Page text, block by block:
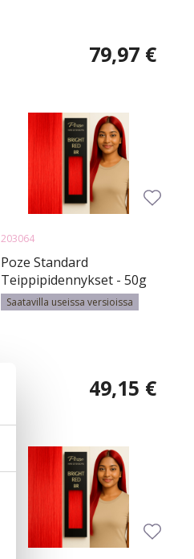
79,97 €
203064
Poze Standard
Teippipidennykset - 50g
Bright Red 8R - 30cm
Saatavilla useissa versioissa
49,15 €